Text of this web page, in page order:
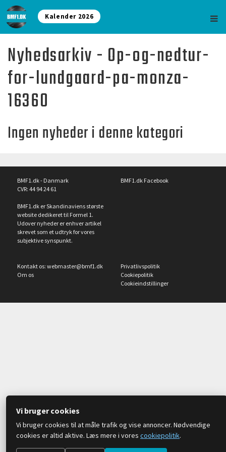
Vi bruger cookies
Vi bruger cookies til at måle trafik og vise annoncer. Nødvendige
cookies er altid aktive. Læs mere i vores cookiepolitik.
Kalender 2026
Nyhedsarkiv - Op-og-nedtur-
for-lundgaard-pa-monza-
16360
Ingen nyheder i denne kategori
BMF1.dk - Danmark
CVR: 44 94 24 61
BMF1.dk er Skandinaviens største
website dedikeret til Formel 1.
Udover nyheder er enhver artikel
skrevet som et udtryk for vores
subjektive synspunkt.
BMF1.dk Facebook
Kontakt os: webmaster@bmf1.dk
Om os
Privatlivspolitik
Cookiepolitik
Cookieindstillinger